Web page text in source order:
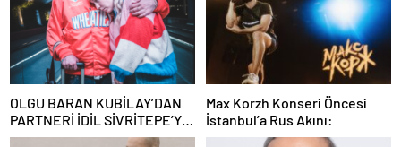
OLGU BARAN KUBİLAY’DAN
PARTNERİ İDİL SİVRİTEPE’YE
ÖVGÜ DOLU SÖZLER!
Max Korzh Konseri Öncesi
İstanbul’a Rus Akını: